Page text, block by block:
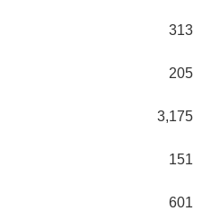
313
205
3,175
151
601